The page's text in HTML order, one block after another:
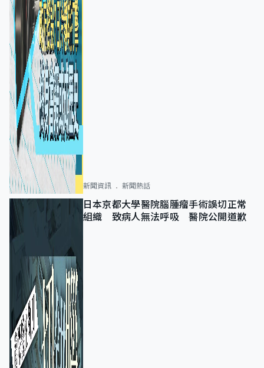
新聞資訊 新聞熱話
日本京都大學醫院腦腫瘤手術誤切正常
組織 致病人無法呼吸 醫院公開道歉